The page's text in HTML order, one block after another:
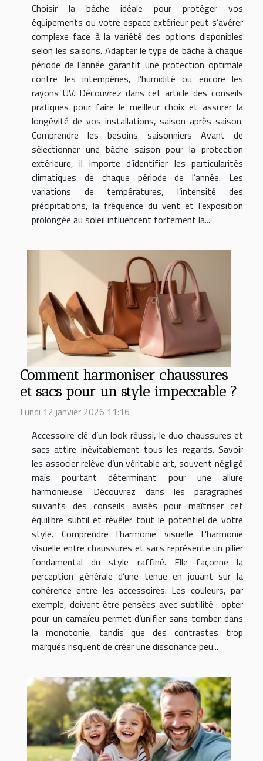
Choisir la bâche idéale pour protéger vos
équipements ou votre espace extérieur peut s’avérer
complexe face à la variété des options disponibles
selon les saisons. Adapter le type de bâche à chaque
période de l’année garantit une protection optimale
contre les intempéries, l’humidité ou encore les
rayons UV. Découvrez dans cet article des conseils
pratiques pour faire le meilleur choix et assurer la
longévité de vos installations, saison après saison.
Comprendre les besoins saisonniers Avant de
sélectionner une bâche saison pour la protection
extérieure, il importe d’identifier les particularités
climatiques de chaque période de l’année. Les
variations de températures, l’intensité des
précipitations, la fréquence du vent et l’exposition
prolongée au soleil influencent fortement la...
Comment harmoniser chaussures
et sacs pour un style impeccable ?
Lundi 12 janvier 2026 11:16
Accessoire clé d’un look réussi, le duo chaussures et
sacs attire inévitablement tous les regards. Savoir
les associer relève d’un véritable art, souvent négligé
mais pourtant déterminant pour une allure
harmonieuse. Découvrez dans les paragraphes
suivants des conseils avisés pour maîtriser cet
équilibre subtil et révéler tout le potentiel de votre
style. Comprendre l’harmonie visuelle L’harmonie
visuelle entre chaussures et sacs représente un pilier
fondamental du style raffiné. Elle façonne la
perception générale d’une tenue en jouant sur la
cohérence entre les accessoires. Les couleurs, par
exemple, doivent être pensées avec subtilité : opter
pour un camaïeu permet d’unifier sans tomber dans
la monotonie, tandis que des contrastes trop
marqués risquent de créer une dissonance peu...